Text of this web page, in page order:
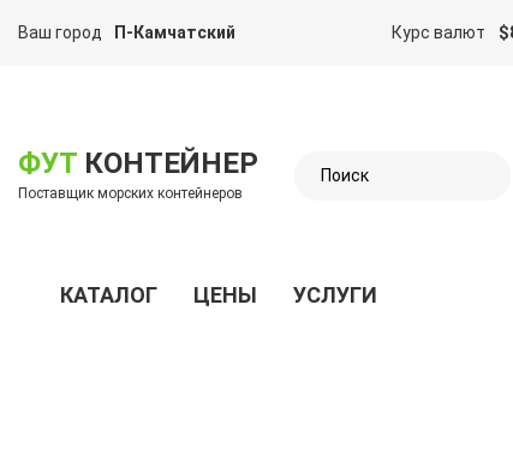
Ваш город П-Камчатский Курс валют
ФУТ КОНТЕЙНЕР
Поставщик морских контейнеров
КАТАЛОГ ЦЕНЫ УСЛУГИ